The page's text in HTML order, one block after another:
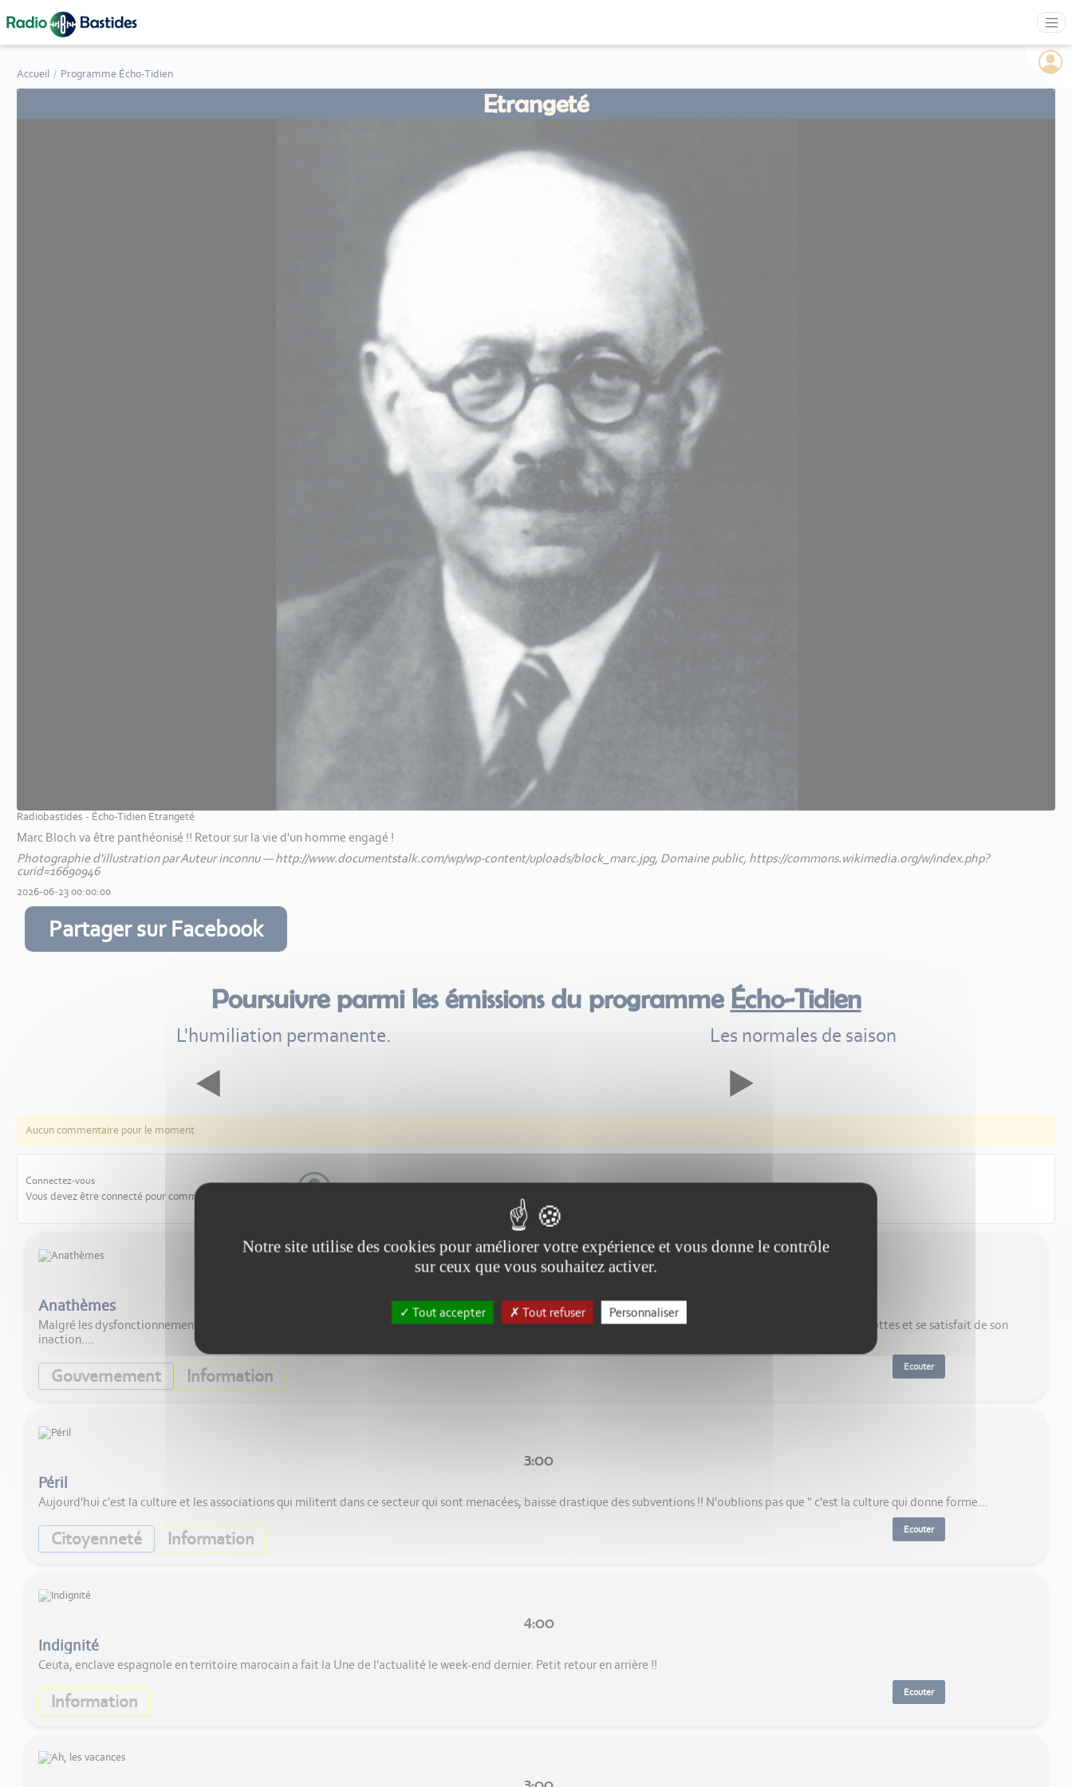
Accueil Programme Écho-Tidien
Etrangeté
Radiobastides - Écho-Tidien Etrangeté
Marc Bloch va être panthéonisé !! Retour sur la vie d'un homme engagé !
Photographie d'illustration par Auteur inconnu — http://www.documentstalk.com/wp/wp-content/uploads/block_marc.jpg, Domaine public, https://commons.wikimedia.org/w/index.php?
curid=16690946
2026-06-23 00:00:00
Partager sur Facebook
Poursuivre parmi les émissions du programme Écho-Tidien
L'humiliation permanente. Les normales de saison
Aucun commentaire pour le moment
Connectez-vous
Vous devez être connecté pour commenter les articles
Anathèmes
Malgré les dysfonctionnements qui apparaissent dans la lutte contre les incendies, comme dans la gestion de la canicule, le gouvernement reste droit dans ses bottes et se satisfait de son
inaction....
Gouvernement Information Ecouter
3:00
Péril
Aujourd'hui c'est la culture et les associations qui militent dans ce secteur qui sont menacées, baisse drastique des subventions !! N'oublions pas que " c'est la culture qui donne forme...
Citoyenneté Information Ecouter
4:00
Indignité
Ceuta, enclave espagnole en territoire marocain a fait la Une de l'actualité le week-end dernier. Petit retour en arrière !!
Information Ecouter
Notre site utilise des cookies pour améliorer votre expérience et vous donne le contrôle
sur ceux que vous souhaitez activer.
Tout accepter Tout refuser Personnaliser